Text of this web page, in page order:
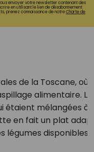
envoyer votre newsletter contenant des
en utilisant le lien de désabonnement
prenez connaissance de notreCharte de
de la Toscane, où
alimentaire.
étaient mélangées à
en fait un plat
légumes